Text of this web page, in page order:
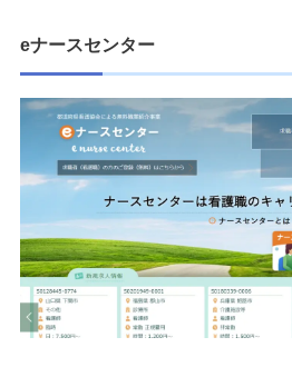
eナースセンター